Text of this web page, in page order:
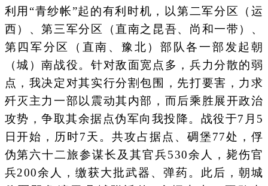
利用“青纱帐”起的有利时机，以第二军分区（运
西）、第三军分区（直南之昆吾、尚和一带）、
第四军分区（直南、豫北）部队各一部发起朝
（城）南战役。针对敌面宽点多，兵力分散的弱
点，我决定对其实行分割包围，先打要害，力求
歼灭主力一部以震动其内部，而后乘胜展开政治
攻势，争取其余据点伪军向我投降。战役于7月5
日开始，历时7天。共攻占据点、碉堡77处，俘
伪第六十二旅参谋长及其官兵530余人，毙伤官
兵200余人，缴获大批武器、弹药。此后，朝城